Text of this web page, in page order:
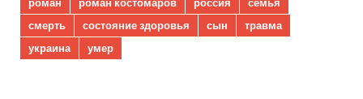
роман
роман костомаров россия
семья
смерть
состояние здоровья сын
травма
украина
умер